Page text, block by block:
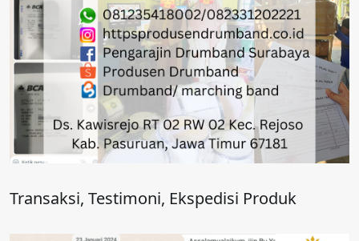
Transaksi, Testimoni, Ekspedisi Produk